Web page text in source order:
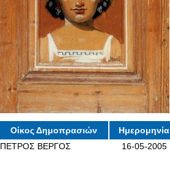
Οίκος Δημοπρασιών Ημερομηνία
ΠΕΤΡΟΣ ΒΕΡΓΟΣ
16-05-2005